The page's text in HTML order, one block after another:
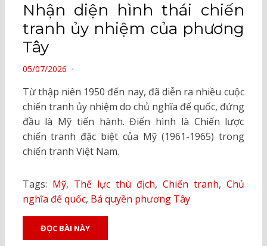
Nhận diện hình thái chiến
tranh ủy nhiệm của phương
Tây
POSTED
05/07/2026
Từ thập niên 1950 đến nay, đã diễn ra nhiều cuộc
chiến tranh ủy nhiệm do chủ nghĩa đế quốc, đứng
đầu là Mỹ tiến hành. Điển hình là Chiến lược
chiến tranh đặc biệt của Mỹ (1961-1965) trong
chiến tranh Việt Nam.
Tags: Mỹ, Thế lực thù địch, Chiến tranh, Chủ
nghĩa đế quốc, Bá quyền phương Tây
ĐỌC BÀI NÀY